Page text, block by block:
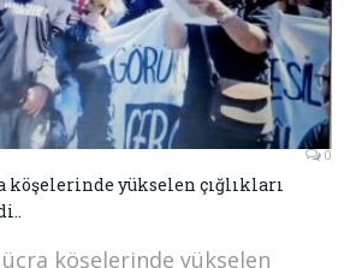
0
köşelerinde yükselen çığlıkları
köşelerinde yükselen